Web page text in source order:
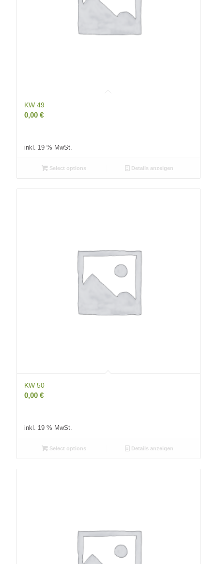
KW 49
0,00 €
inkl. 19 % MwSt.
Select options Details anzeigen
KW 50
0,00 €
inkl. 19 % MwSt.
Select options Details anzeigen